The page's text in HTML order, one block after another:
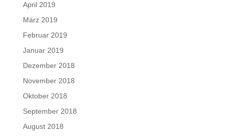
April 2019
März 2019
Februar 2019
Januar 2019
Dezember 2018
November 2018
Oktober 2018
September 2018
August 2018